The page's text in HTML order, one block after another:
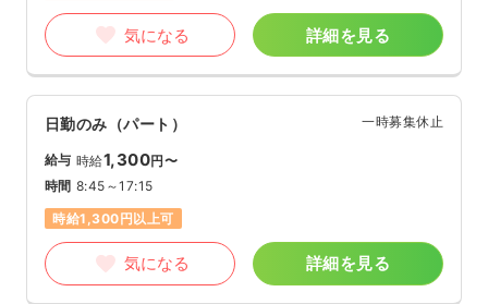
気になる 詳細を見る
日勤のみ（パート） 一時募集休止
給与 時給1,300円〜
時間 8:45～17:15
時給1,300円以上可
気になる 詳細を見る